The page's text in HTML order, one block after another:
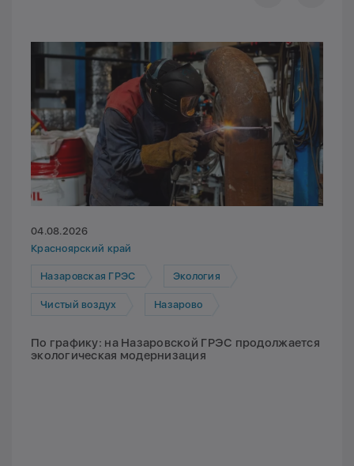
04.08.2026
Красноярский край
Назаровская ГРЭС Экология
Чистый воздух Назарово
По графику: на Назаровской ГРЭС продолжается
экологическая модернизация